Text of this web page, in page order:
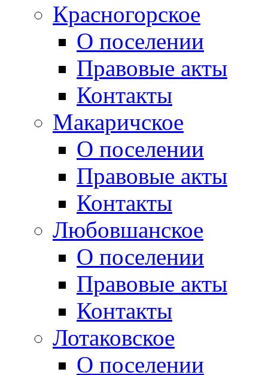
Красногорское
О поселении
Правовые акты
Контакты
Макаричское
О поселении
Правовые акты
Контакты
Любовшанское
О поселении
Правовые акты
Контакты
Лотаковское
О поселении